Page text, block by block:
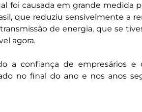
foi causada em grande medida
que reduziu sensivelmente a
de energia, que se
agora.
a confiança de empresários e
no final do ano e nos anos